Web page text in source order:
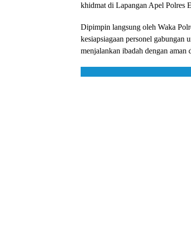
khidmat di Lapangan Apel Polres
​Dipimpin langsung oleh Waka
kesiapsiagaan personel
menjalankan ibadah dengan aman